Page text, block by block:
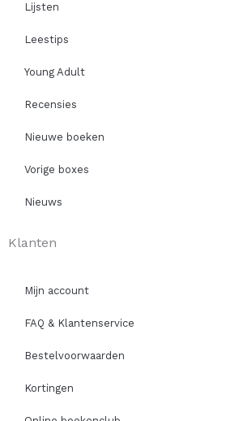
Lijsten
Leestips
Young Adult
Recensies
Nieuwe boeken
Vorige boxes
Nieuws
Klanten
Mijn account
FAQ & Klantenservice
Bestelvoorwaarden
Kortingen